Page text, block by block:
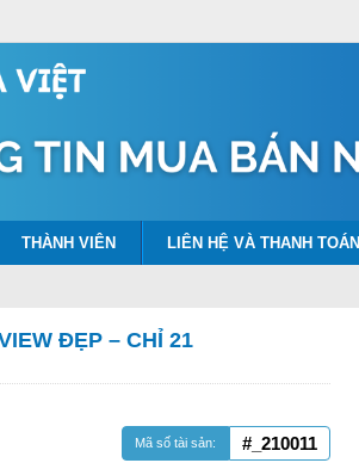
THÀNH VIÊN LIÊN HỆ VÀ THANH TOÁN
ĐẸP – CHỈ 21
Mã số tài sản: #_210011